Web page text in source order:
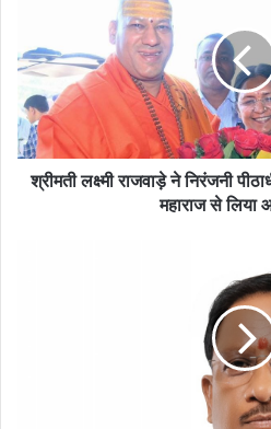
निरंजनी
पीठाधीश्वर
स्वामी
कैलाशानंद
गिरी
श्रीमती लक्ष्मी राजवाड़े ने निरंजनी
महाराज से लिया